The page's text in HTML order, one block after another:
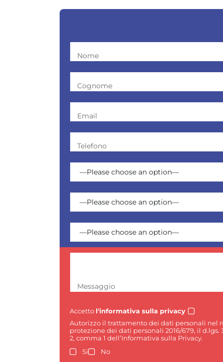
Nome
Cognome
Email
Telefono
Messaggio
Accetto l'informativa sulla privacy
Autorizzo il trattamento dei dati personali nel
protezione dei dati personali 2016/679, il d.lgs.
2, comma 1 dell’Informativa sulla Privacy.
Si
No